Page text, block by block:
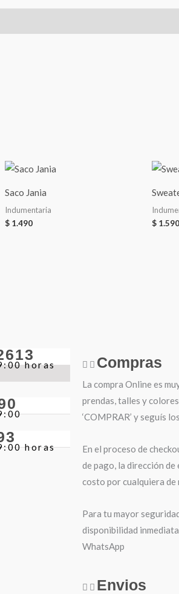
Saco Jania
Indumentaria
$ 1.490
$1.590
horas
horas
Compras
La compra Online es
prendas, talles y
‘COMPRAR’ y seguís
En el proceso de
de pago, la dirección
costo por cualquiera de
Para tu mayor
disponibilidad
WhatsApp
Envios